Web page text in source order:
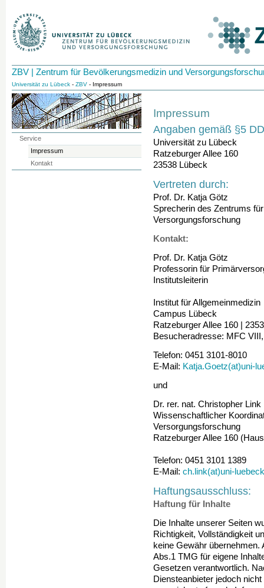
ZBV | Zentrum für Bevölkerungsmedizin und
Universität zu Lübeck - ZBV - Impressum
Impressum
Angaben gemäß §5
Universität zu Lübeck
Ratzeburger Allee 160
23538 Lübeck
Vertreten durch:
Prof. Dr. Katja Götz
Sprecherin des Zentrums
Versorgungsforschung
Kontakt:
Prof. Dr. Katja Götz
Professorin für
Institutsleiterin
Institut für Allgemeinmedizin
Campus Lübeck
Ratzeburger Allee 160 |
Besucheradresse: MFC
Telefon: 0451 3101-8010
E-Mail: Katja.Goetz(at)uni-
und
Dr. rer. nat. Christopher Link
Wissenschaftlicher
Versorgungsforschung
Ratzeburger Allee 160
Telefon: 0451 3101 1389
E-Mail: ch.link(at)uni-
Haftungsausschluss:
Haftung für Inhalte
Die Inhalte unserer Seiten
Richtigkeit, Vollständigkeit
keine Gewähr
Abs.1 TMG für eigene
Gesetzen verantwortlich.
Diensteanbieter jedoch
Service
Impressum
Kontakt